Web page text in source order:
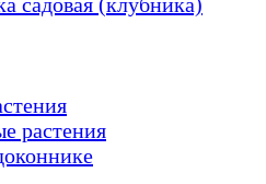
растения